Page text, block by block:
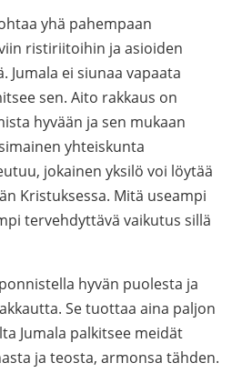
yhä pahempaan
ristiriitoihin ja asioiden
Jumala ei siunaa vapaata
sen. Aito rakkaus on
hyvään ja sen mukaan
yhteiskunta
jokainen yksilö voi löytää
Kristuksessa. Mitä useampi
tervehdyttävä vaikutus sillä
hyvän puolesta ja
Se tuottaa aina paljon
Jumala palkitsee meidät
ja teosta, armonsa tähden.